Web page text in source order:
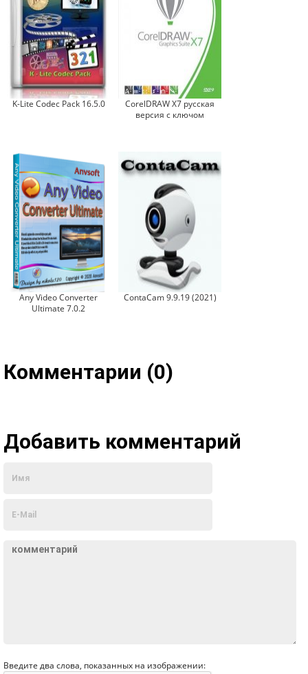
K-Lite Codec Pack 16.5.0
CorelDRAW X7 русская
версия с ключом
Any Video Converter
Ultimate 7.0.2
ContaCam 9.9.19 (2021)
Комментарии (0)
Добавить комментарий
Введите два слова, показанных на изображении: